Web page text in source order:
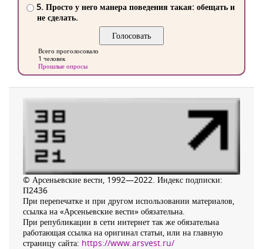
5. Просто у него манера поведения такая: обещать и
не сделать.
Всего проголосовало
1 человек
Прошлые опросы
© Арсеньевские вести, 1992—2022. Индекс подписки:
П2436
При перепечатке и при другом использовании материалов,
ссылка на «Арсеньевские вести» обязательна.
При републикации в сети интернет так же обязательна
работающая ссылка на оригинал статьи, или на главную
страницу сайта: https://www.arsvest.ru/